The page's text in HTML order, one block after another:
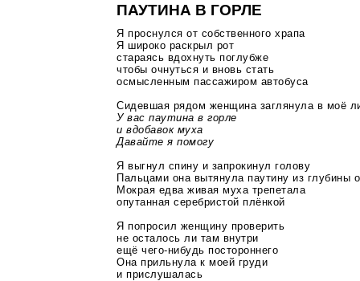
ПАУТИНА В ГОРЛЕ
Я проснулся от собственного храпа
Я широко раскрыл рот
стараясь вдохнуть поглубже
чтобы очнуться и вновь стать
осмысленным пассажиром автобуса
Сидевшая рядом женщина заглянула в моё
У вас паутина в горле
и вдобавок муха
Давайте я помогу
Я выгнул спину и запрокинул голову
Пальцами она вытянула паутину из глубины
Мокрая едва живая муха трепетала
опутанная серебристой плёнкой
Я попросил женщину проверить
не осталось ли там внутри
ещёчего-нибудь постороннего
Она прильнула к моей груди
и прислушалась